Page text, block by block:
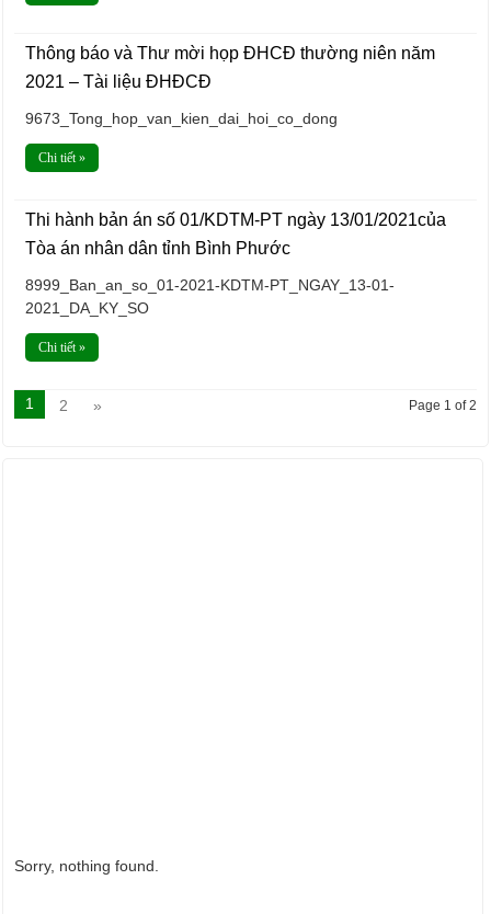
Thông báo và Thư mời họp ĐHCĐ thường niên năm
2021 – Tài liệu ĐHĐCĐ
9673_Tong_hop_van_kien_dai_hoi_co_dong
Chi tiết »
Thi hành bản án số 01/KDTM-PT ngày 13/01/2021của
Tòa án nhân dân tỉnh Bình Phước
8999_Ban_an_so_01-2021-KDTM-PT_NGAY_13-01-
2021_DA_KY_SO
Chi tiết »
Page 1 of 2
1 2 »